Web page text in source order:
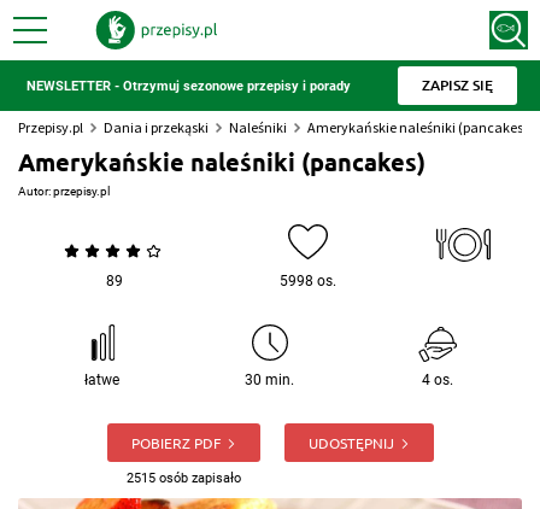
NEWSLETTER - Otrzymuj sezonowe przepisy i porady ZAPISZ SIĘ
Przepisy.pl Dania i przekąski Naleśniki Amerykańskie naleśniki (pancakes)
Amerykańskie naleśniki (pancakes)
Autor:przepisy.pl
89 5998 os.
łatwe 30 min. 4 os.
POBIERZ PDF
2515 osób zapisało
UDOSTĘPNIJ